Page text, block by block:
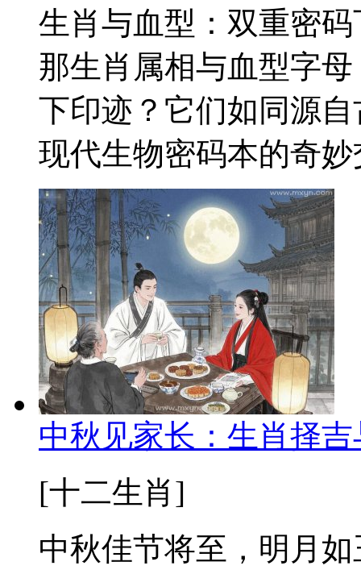
生肖与血型：双重密
那生肖属相与血型字
下印迹？它们如同源
现代生物密码本的奇
中秋见家长：生肖择
[十二生肖]
中秋佳节将至，明月